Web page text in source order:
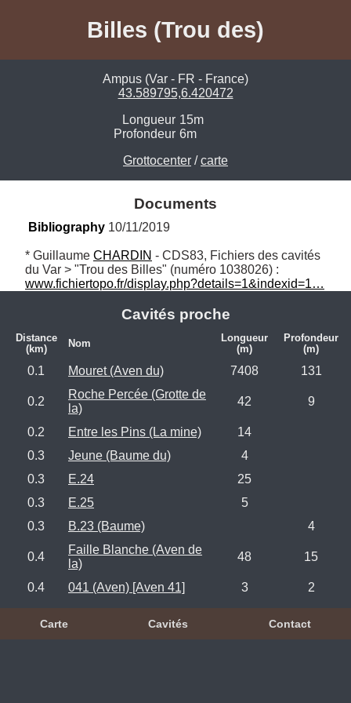
Billes (Trou des)
Ampus (Var - FR - France)
43.589795,6.420472
Longueur 15m
Profondeur 6m
Grottocenter /carte
Documents
Bibliography 10/11/2019
* Guillaume CHARDIN - CDS83, Fichiers des cavités
www.fichiertopo.fr/display.php?details=1&indexid=1…
Cavités proche
Distance
(km)
Nom
Longueur
(m)
Profondeur
(m)
0.1 Mouret (Aven du) 7408 131
0.2
Roche Percée (Grotte de
la)
42 9
0.2 Entre les Pins (La mine)
14
0.3
Jeune (Baume du)
4
0.3
E.24
25
0.3
E.25
5
0.3
B.23 (Baume) 4
0.4
Faille Blanche (Aven de
la)
48 15
0.4 041 (Aven) [Aven 41] 3 2
Carte Cavités Contact